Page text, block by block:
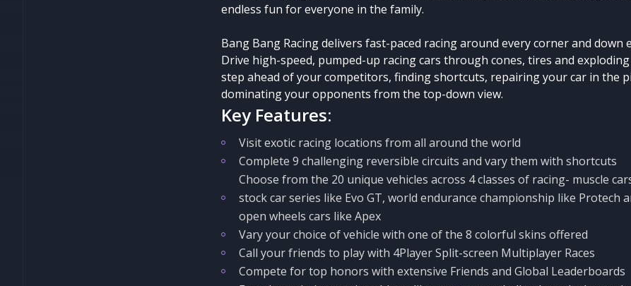
endless fun for everyone in the family.
Bang Bang Racing delivers fast-paced racing around every corner and down
Drive high-speed, pumped-up racing cars through cones, tires and
step ahead of your competitors, finding shortcuts, repairing your car in the
dominating your opponents from the top-down view.
Key Features:
Visit exotic racing locations from all around the world
Complete 9 challenging reversible circuits and vary them with shortcuts
Choose from the 20 unique vehicles across 4 classes of racing- muscle
stock car series like Evo GT, world endurance championship like Protech
open wheels cars like Apex
Vary your choice of vehicle with one of the 8 colorful skins offered
Call your friends to play with 4Player Split-screen Multiplayer Races
Compete for top honors with extensive Friends and Global Leaderboards